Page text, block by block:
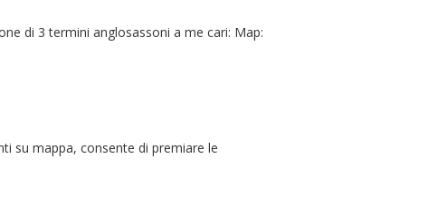
di 3 termini anglosassoni a me cari: Map:
su mappa, consente di premiare le